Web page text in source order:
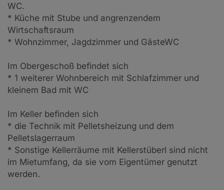
WC.
* Küche mit Stube und angrenzendem
Wirtschaftsraum
* Wohnzimmer, Jagdzimmer und GästeWC
Im Obergeschoß befindet sich
* 1 weiterer Wohnbereich mit Schlafzimmer und
kleinem Bad mit WC
Im Keller befinden sich
* die Technik mit Pelletsheizung und dem
Pelletslagerraum
* Sonstige Kellerräume mit Kellerstüberl sind nicht
im Mietumfang, da sie vom Eigentümer genutzt
werden.